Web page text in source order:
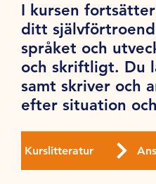
I kursen
ditt
språket och
och skriftligt. Du
samt skriver och
efter situation
Kurslitteratur